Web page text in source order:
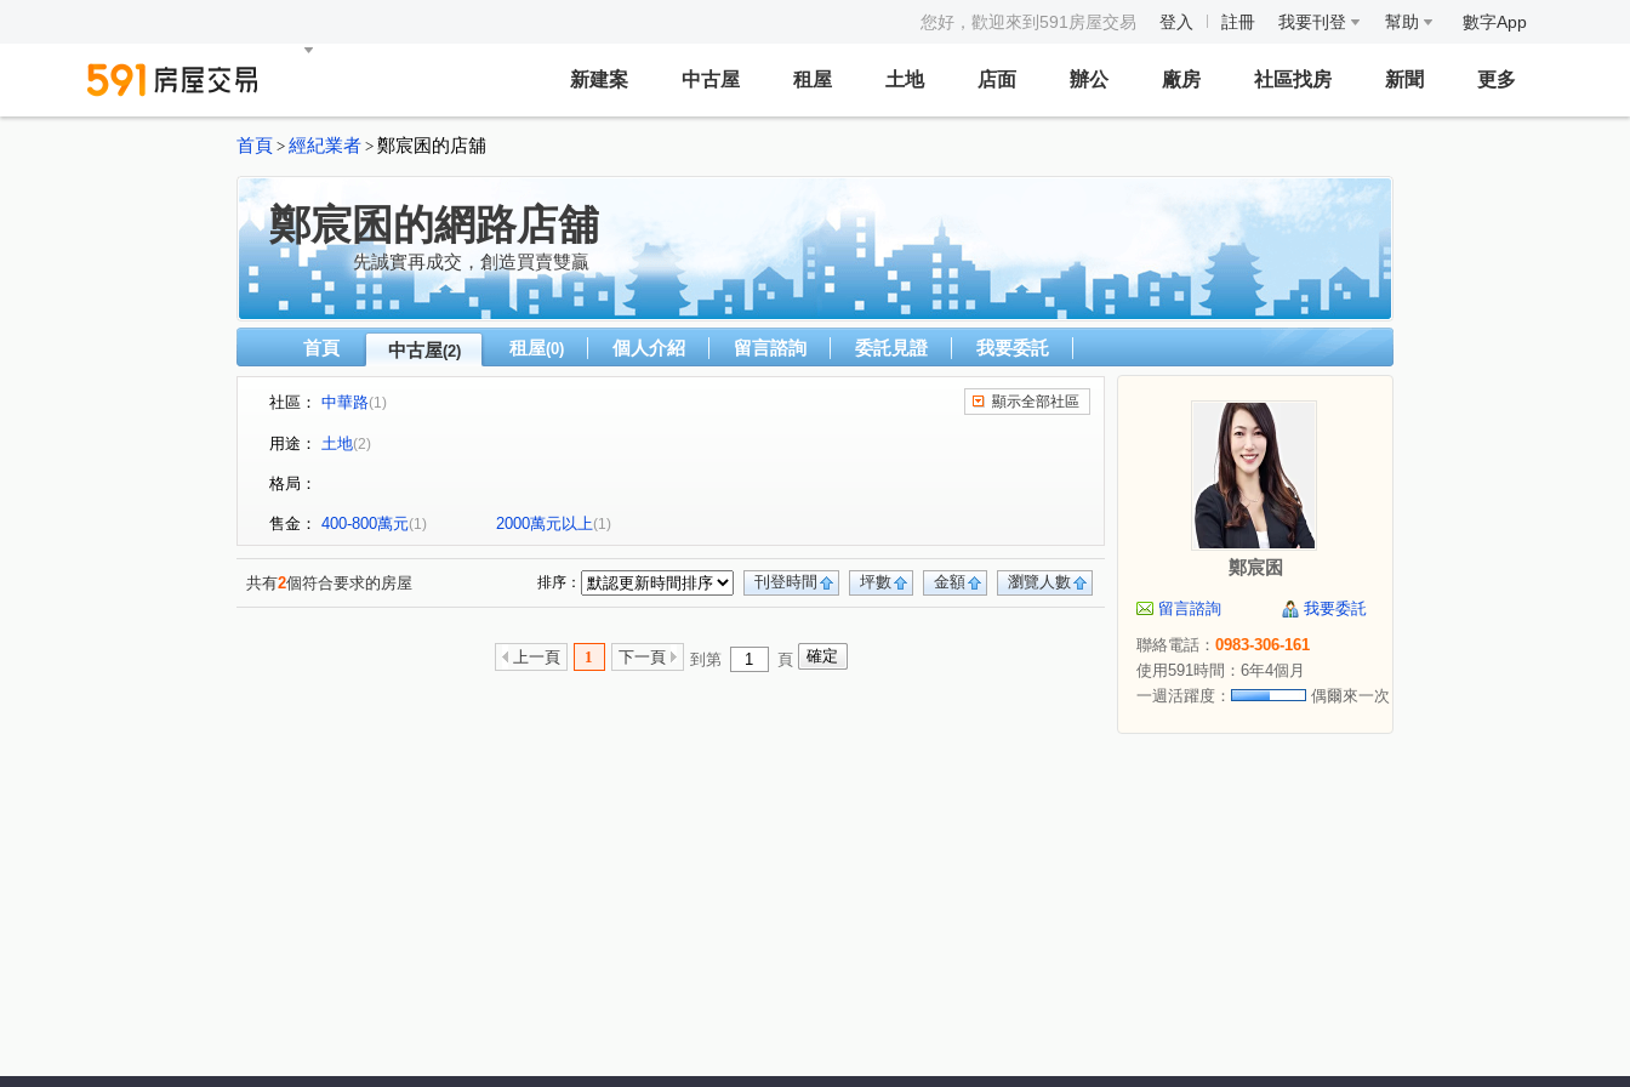
您好，歡迎來到591房屋交易 登入 註冊 我要刊登 幫助 數字App
新建案 中古屋 租屋 土地 店面 辦公 廠房 社區找房 新聞 更多
首頁 > 經紀業者 > 鄭宸囷的店舖
鄭宸囷的網路店舖
先誠實再成交，創造買賣雙贏
首頁 中古屋(2) 租屋(0) 個人介紹 留言諮詢 委託見證 我要委託
社區： 中華路(1) 顯示全部社區
用途： 土地(2)
格局：
售金： 400-800萬元(1) 2000萬元以上(1)
共有2個符合要求的房屋 瀏覽人數
金額
坪數
刊登時間
排序：
上一頁 1 下一頁 到第 頁
鄭宸囷
留言諮詢
我要委託
聯絡電話： 0983-306-161
使用591時間：6年4個月
一週活躍度：
偶爾來一次